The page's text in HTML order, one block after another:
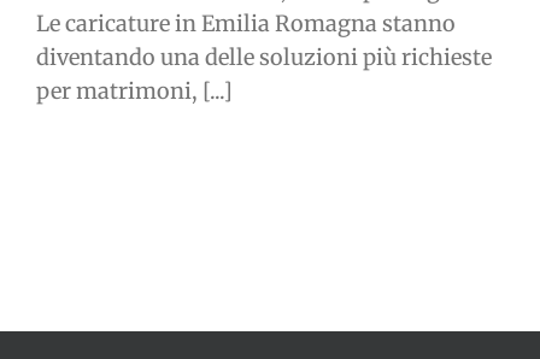
Le caricature in Emilia Romagna stanno
diventando una delle soluzioni più richieste
per matrimoni, [...]